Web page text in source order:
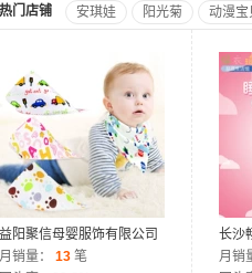
热门店铺 安琪娃 阳光菊 动漫宝
益阳聚信母婴服饰有限公司
月销量： 13 笔
长沙
司
月销